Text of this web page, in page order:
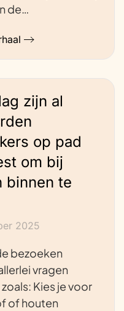
de…
zijn al
op pad
om bij
binnen te
2025
bezoeken
vragen
Kies je voor
of houten